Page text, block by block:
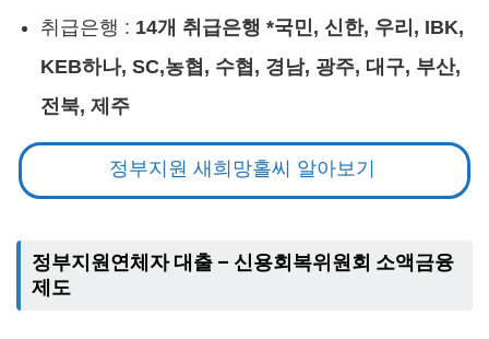
취급은행 : 14개 취급은행 *국민, 신한, 우리, IBK,
KEB하나, SC,농협, 수협, 경남, 광주, 대구, 부산,
전북, 제주
정부지원 새희망홀씨 알아보기
정부지원연체자 대출 – 신용회복위원회 소액금융
제도